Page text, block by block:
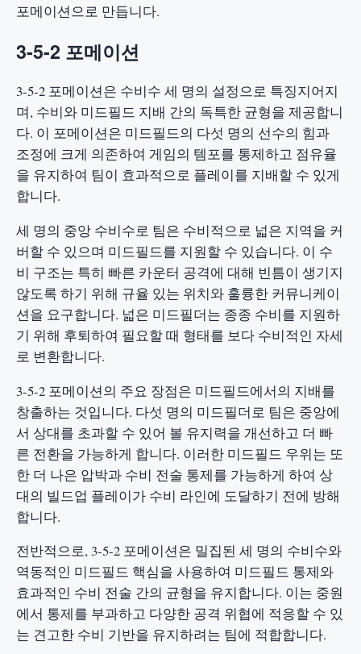
포메이션으로 만듭니다.
3-5-2 포메이션
3-5-2 포메이션은 수비수 세 명의 설정으로 특징지어지
며, 수비와 미드필드 지배 간의 독특한 균형을 제공합니
다. 이 포메이션은 미드필드의 다섯 명의 선수의 힘과
조정에 크게 의존하여 게임의 템포를 통제하고 점유율
을 유지하여 팀이 효과적으로 플레이를 지배할 수 있게
합니다.
세 명의 중앙 수비수로 팀은 수비적으로 넓은 지역을 커
버할 수 있으며 미드필드를 지원할 수 있습니다. 이 수
비 구조는 특히 빠른 카운터 공격에 대해 빈틈이 생기지
않도록 하기 위해 규율 있는 위치와 훌륭한 커뮤니케이
션을 요구합니다. 넓은 미드필더는 종종 수비를 지원하
기 위해 후퇴하여 필요할 때 형태를 보다 수비적인 자세
로 변환합니다.
3-5-2 포메이션의 주요 장점은 미드필드에서의 지배를
창출하는 것입니다. 다섯 명의 미드필더로 팀은 중앙에
서 상대를 초과할 수 있어 볼 유지력을 개선하고 더 빠
른 전환을 가능하게 합니다. 이러한 미드필드 우위는 또
한 더 나은 압박과 수비 전술 통제를 가능하게 하여 상
대의 빌드업 플레이가 수비 라인에 도달하기 전에 방해
합니다.
전반적으로, 3-5-2 포메이션은 밀집된 세 명의 수비수와
역동적인 미드필드 핵심을 사용하여 미드필드 통제와
효과적인 수비 전술 간의 균형을 유지합니다. 이는 중원
에서 통제를 부과하고 다양한 공격 위협에 적응할 수 있
는 견고한 수비 기반을 유지하려는 팀에 적합합니다.